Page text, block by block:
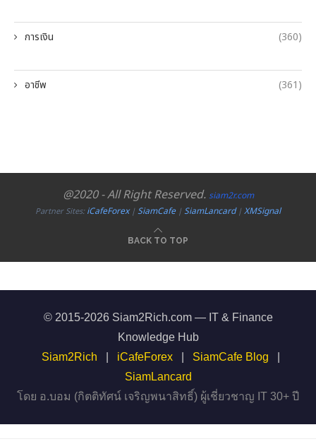
การเงิน (360)
อาชีพ (361)
@2020 - All Right Reserved. siam2r.com
Partner Sites:iCafeForex|SiamCafe|SiamLancard|XMSignal
BACK TO TOP
© 2015-2026 Siam2Rich.com — IT & Finance
Knowledge Hub
Siam2Rich
iCafeForex SiamCafe Blog
SiamLancard
โดย อ.บอม (กิตติทัศน์ เจริญพนาสิทธิ์) ผู้เชี่ยวชาญ IT 30+ ปี